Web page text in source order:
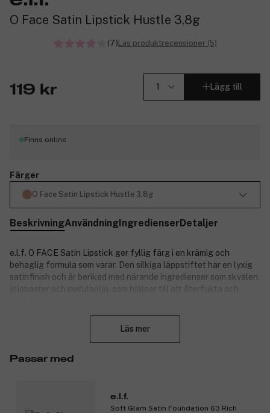
O Face Satin Lipstick Hustle 3,8g
(7)Läs produktrecensioner (5)
119 kr Lägg till
Finns online
Färger
O Face Satin Lipstick Hustle 3,8g
BeskrivningAnvändningIngredienserDetaljer
e.l.f. O FACE Satin Lipstick ger fyllig färg i en krämig och
behaglig formula som varar. Den silkiga läppstiftet har en lyxig
satinfinish och är berikad med närande ingredienser som skvalen,
jojobaster och marulaolja, som hjälper till att återfukta och
färg som känns lätt och bekväm hela dagen. Kommer i en
elegant, mjuk texturförpackning med magnetisk stängning.
Finns i 20 varma nyanser för alla tillfällen.
Läs mer
Passar med
e.l.f.
Soft Glam Satin Foundation 63 Rich